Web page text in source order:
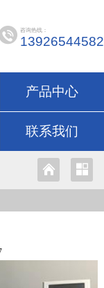
咨询热线：
13926544582
产品中心
联系我们